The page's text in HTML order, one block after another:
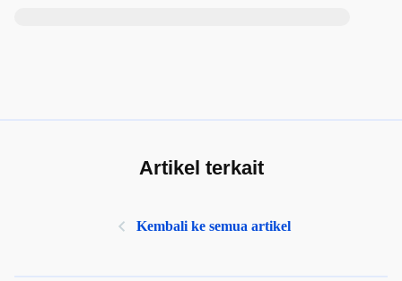
Artikel terkait
Kembali ke semua artikel